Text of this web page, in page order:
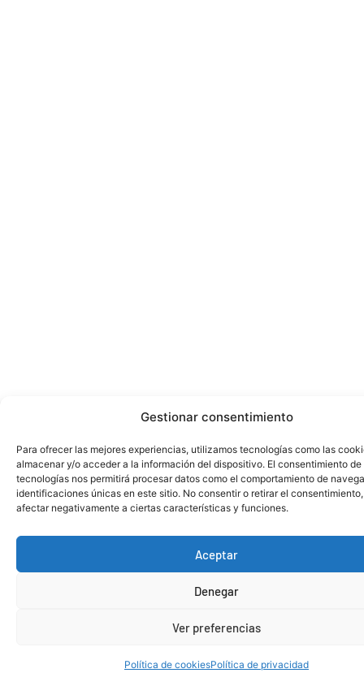
Gestionar consentimiento
Para ofrecer las mejores experiencias, utilizamos tecnologías como las
almacenar y/o acceder a la información del dispositivo. El consentimiento de
tecnologías nos permitirá procesar datos como el comportamiento de
identificaciones únicas en este sitio. No consentir o retirar el
afectar negativamente a ciertas características y funciones.
Aceptar
Denegar
Ver preferencias
Política de cookiesPolítica de privacidad